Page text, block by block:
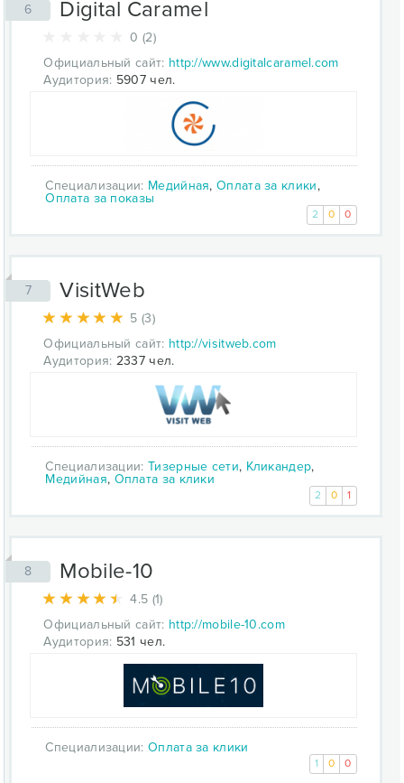
6 Digital Caramel
0 (2)
Официальный сайт: http://www.digitalcaramel.com
Аудитория: 5907 чел.
Специализации: Медийная,Оплата за клики,
Оплата за показы
2 0 0
7 VisitWeb
5 (3)
Официальный сайт: http://visitweb.com
Аудитория: 2337 чел.
Специализации: Тизерные сети, Кликандер,
Медийная, Оплата за клики
2 0 1
8 Mobile-10
4.5 (1)
Официальный сайт: http://mobile-10.com
Аудитория: 531 чел.
Специализации: Оплата за клики
1 0 0